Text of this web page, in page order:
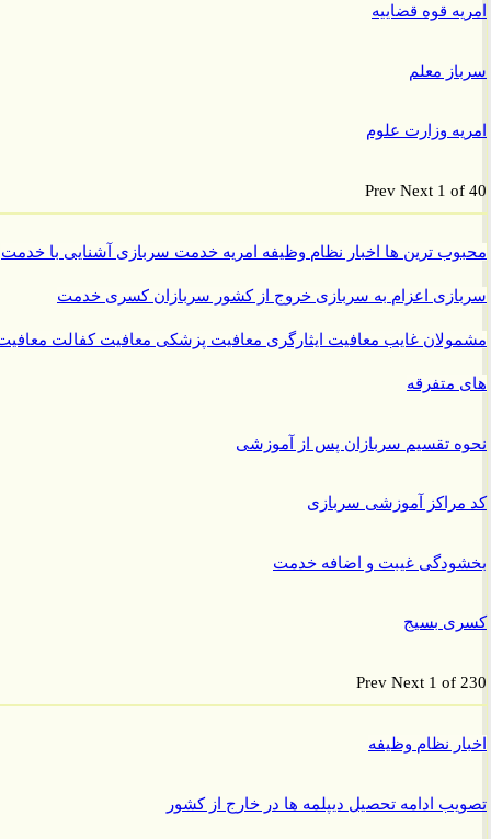
قوه قضاییه
معلم
وزارت علوم
PrevNext 1
ترین هااخبار نظام وظیفهامریهخدمت سربازیآشنایی با خدمت
اعزام به سربازیخروج از کشور سربازانکسری خدمت
غایبمعافیت ایثارگریمعافیت پزشکیمعافیت کفالتمعافیت
متفرقه
تقسیم سربازان پس از آموزشی
آموزشی سربازی
غیبت و اضافه خدمت
بسیج
PrevNext 1 of
نظام وظیفه
ادامه تحصیل دیپلمه ها در خارج از کشور